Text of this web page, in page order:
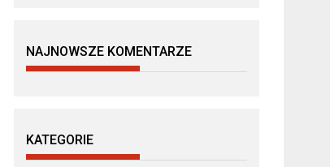
NAJNOWSZE KOMENTARZE
KATEGORIE